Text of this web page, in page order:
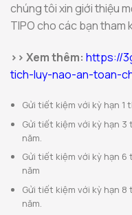
chúng tôi xin giới thiệu
TIPO cho các bạn tham
>> Xem thêm: https://
tich-luy-nao-an-toan-
Gửi tiết kiệm với kỳ hạn 1
Gửi tiết kiệm với kỳ hạn 3
năm.
Gửi tiết kiệm với kỳ hạn 6
năm
Gửi tiết kiệm với kỳ hạn
năm.